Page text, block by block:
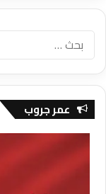
عمر جروب